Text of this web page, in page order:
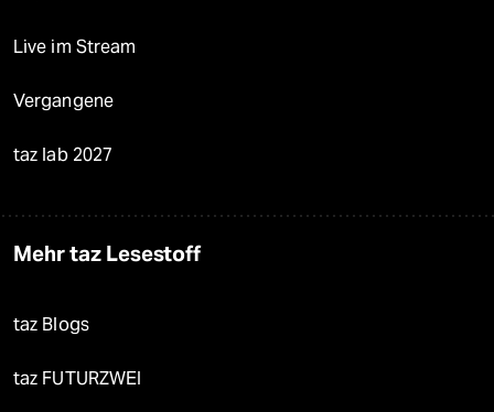
Live im Stream
Vergangene
taz lab 2027
Mehr taz Lesestoff
taz Blogs
taz FUTURZWEI